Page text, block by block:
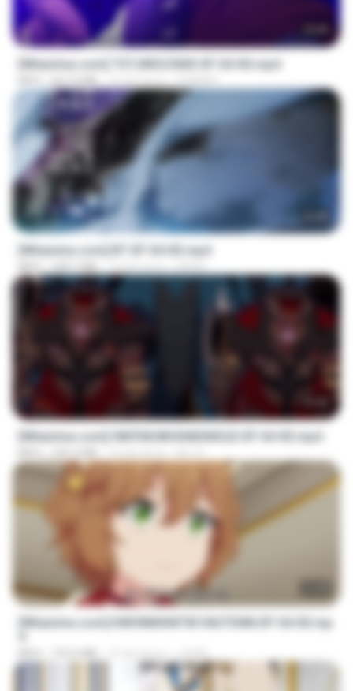
[Witanime.com] TSTJWGCDMS EP 04 HD.mp4
567.0 MB 16 dni temu DOMISR
[Witanime.com] BT EP 04 HD.mp4
248.7 MB 14 dni temu BAXK
[Witanime.com] HMYNGWHSNIDMS2S EP 04 HD.mp4
235.5 MB 14 dni temu KILJY
[Witanime.com] KWONMSNITIK1NGTDNN EP 04 HD.mp
JUVIA